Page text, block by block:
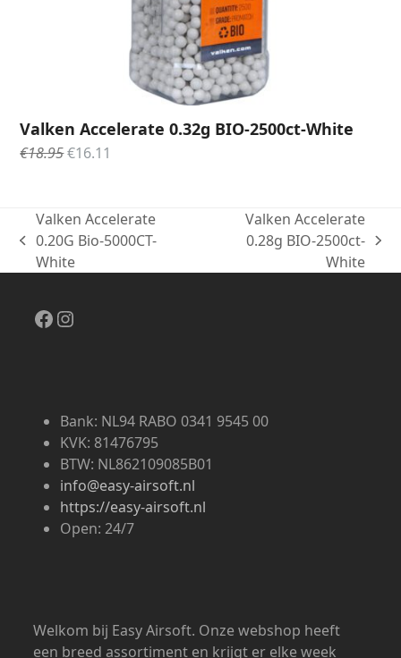
Valken Accelerate 0.32g BIO-2500ct-White
€18.95Oorspronkelijke
€18.95.
€16.11
€16.11.
previous
post:
Valken Accelerate
0.20G Bio-5000CT-
White
post:
Valken Accelerate
0.28g BIO-2500ct-
White
Facebook
Instagram
Bank: NL94 RABO 0341 9545 00
KVK: 81476795
BTW: NL862109085B01
info@easy-airsoft.nl
https://easy-airsoft.nl
Open: 24/7
Welkom bij Easy Airsoft. Onze webshop heeft
een breed assortiment en krijgt er elke week